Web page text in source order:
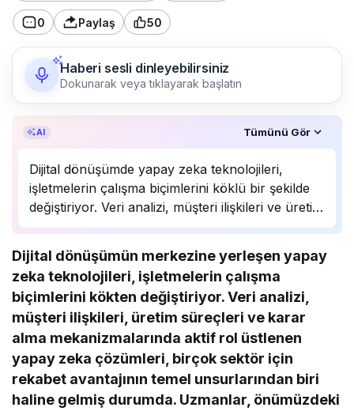
0 Paylaş 50
Haberi sesli dinleyebilirsiniz
Dokunarak veya tıklayarak başlatın
AI Tümünü Gör
Dijital dönüşümde yapay zeka teknolojileri,
işletmelerin çalışma biçimlerini köklü bir şekilde
değiştiriyor. Veri analizi, müşteri ilişkileri ve üretim
süreçlerinde önemli bir rol oynayan yapay zeka,
Uzmanlar, bu teknolojinin önümüzdeki yıllarda
daha da yaygınlaşarak…
Dijital dönüşümün merkezine yerleşen yapay
zeka teknolojileri, işletmelerin çalışma
biçimlerini kökten değiştiriyor. Veri analizi,
müşteri ilişkileri, üretim süreçleri ve karar
alma mekanizmalarında aktif rol üstlenen
yapay zeka çözümleri, birçok sektör için
rekabet avantajının temel unsurlarından biri
haline gelmiş durumda. Uzmanlar, önümüzdeki